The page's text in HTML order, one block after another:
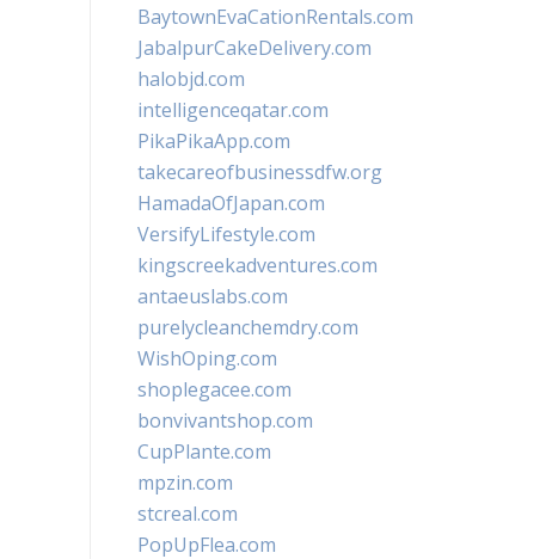
BaytownEvaCationRentals.com
JabalpurCakeDelivery.com
halobjd.com
intelligenceqatar.com
PikaPikaApp.com
takecareofbusinessdfw.org
HamadaOfJapan.com
VersifyLifestyle.com
kingscreekadventures.com
antaeuslabs.com
purelycleanchemdry.com
WishOping.com
shoplegacee.com
bonvivantshop.com
CupPlante.com
mpzin.com
stcreal.com
PopUpFlea.com